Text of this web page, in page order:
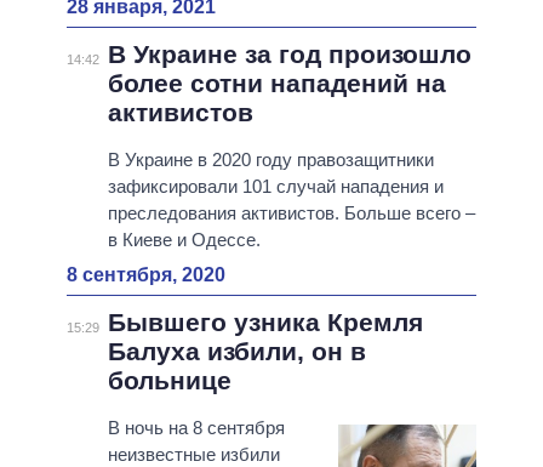
28 января, 2021
14:42
В Украине за год произошло
более сотни нападений на
активистов
В Украине в 2020 году правозащитники
зафиксировали 101 случай нападения и
преследования активистов. Больше всего –
в Киеве и Одессе.
8 сентября, 2020
15:29
Бывшего узника Кремля
Балуха избили, он в
больнице
В ночь на 8 сентября
неизвестные избили